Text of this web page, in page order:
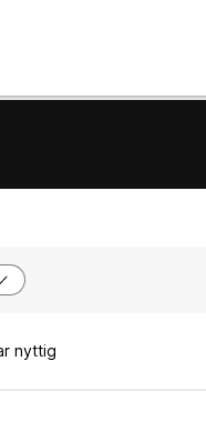
nyttig